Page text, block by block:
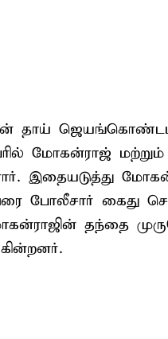
தாய்
மோகன்ராஜ் மற்றும்
இதையடுத்து
போலீசார் கைது
தந்தை